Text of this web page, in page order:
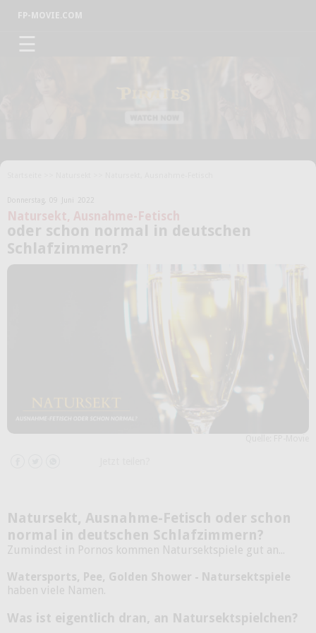
FP-MOVIE.COM
☰
Donnerstag, Juni
Natursekt, Ausnahme-Fetisch
oder schon normal in deutschen
Schlafzimmern?
Natursekt, Ausnahme-Fetisch oder schon
normal in deutschen Schlafzimmern?
Zumindest in Pornos kommen Natursektspiele gut an...
Watersports, Pee, Golden Shower - Natursektspiele
haben viele Namen.
Was ist eigentlich dran, an Natursektspielchen?